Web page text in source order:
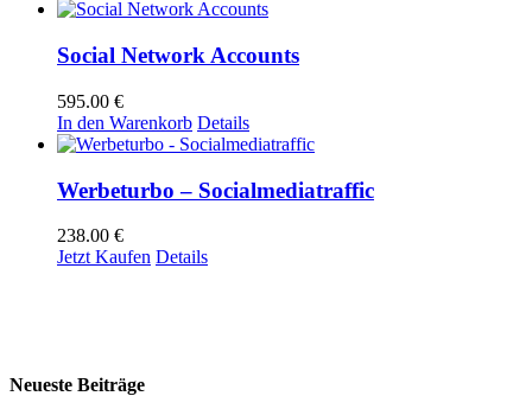
Social Network Accounts
595.00 €
In den Warenkorb Details
Werbeturbo – Socialmediatraffic
238.00 €
Jetzt Kaufen Details
Neueste Beiträge